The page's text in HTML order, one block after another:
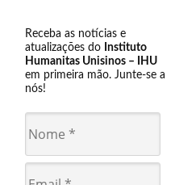
Receba as notícias e
atualizações do Instituto
Humanitas Unisinos – IHU
em primeira mão. Junte-se a
nós!